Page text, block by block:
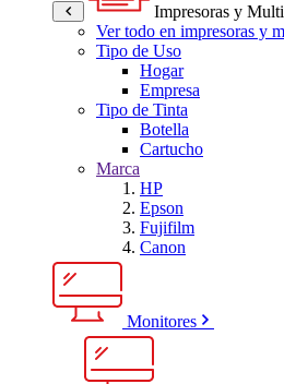
Impresoras y
Ver todo en impresoras y
Tipo de Uso
Hogar
Empresa
Tipo de Tinta
Botella
Cartucho
Marca
HP
Epson
Fujifilm
Canon
Monitores